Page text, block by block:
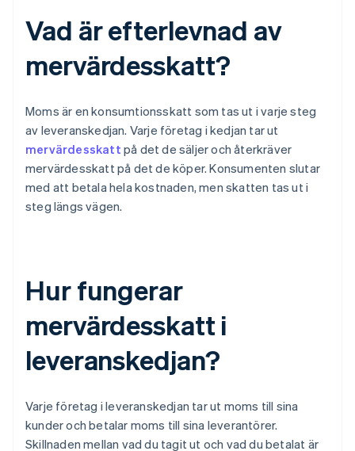
Vad är efterlevnad av
mervärdesskatt?
Moms är en konsumtionsskatt som tas ut i varje steg
av leveranskedjan. Varje företag i kedjan tar ut
mervärdesskatt på det de säljer och återkräver
mervärdesskatt på det de köper. Konsumenten slutar
med att betala hela kostnaden, men skatten tas ut i
steg längs vägen.
Hur fungerar
mervärdesskatt i
leveranskedjan?
Varje företag i leveranskedjan tar ut moms till sina
kunder och betalar moms till sina leverantörer.
Skillnaden mellan vad du tagit ut och vad du betalat är